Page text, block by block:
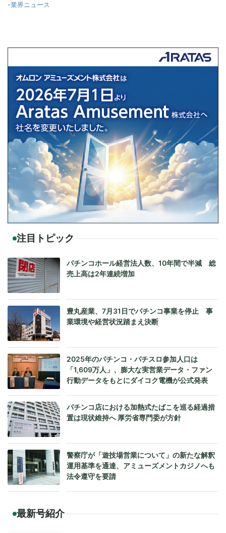
-業界ニュース
注目トピック
パチンコホール経営法人数、10年間で半減 総
売上高は2年連続増加
豊丸産業、7月31日でパチンコ事業を停止 事
業環境や経営状況踏まえ決断
2025年のパチンコ・パチスロ参加人口は
「1,609万人」、膨大な実営業データ・ファン
行動データをもとにダイコク電機が公式発表
パチンコ店における加熱式たばこを巡る経過措
置は現状維持へ 厚労省専門委が方針
警察庁が「遊技場営業について」の新たな解釈
運用基準を通達、アミューズメントカジノへも
法令遵守を要請
最新号紹介